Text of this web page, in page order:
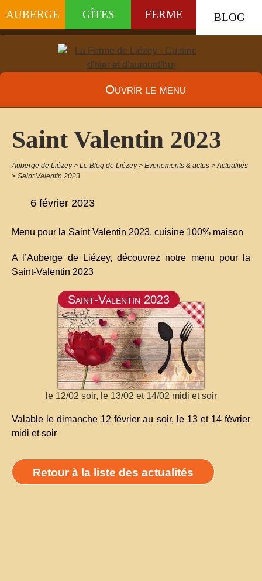
AUBERGE GÎTES FERME BLOG
Ouvrir le menu
Saint Valentin 2023
Auberge de Liézey > Le Blog de Liézey > Evenements & actus >Actualités
> Saint Valentin 2023
6 février 2023
Menu pour la Saint Valentin 2023, cuisine 100% maison
A l’Auberge de Liézey, découvrez notre menu pour la
Saint-Valentin 2023
Saint-Valentin 2023
le 12/02 soir, le 13/02 et 14/02 midi et soir
Valable le dimanche 12 février au soir, le 13 et 14 février
midi et soir
Retour à la liste des actualités